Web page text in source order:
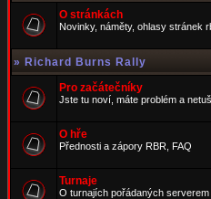
O stránkách
Novinky, náměty, ohlasy stránek
» Richard Burns Rally
Pro začátečníky
Jste tu noví, máte problém a
O hře
Přednosti a zápory RBR, FAQ
Turnaje
O turnajích pořádaných serverem